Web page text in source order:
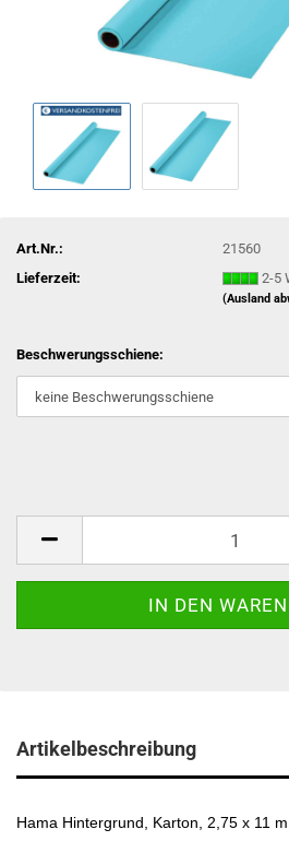
Art.Nr.:
21560
Lieferzeit:
2-5
(Ausland
Beschwerungsschiene:
Artikelbeschreibung
Hama Hintergrund, Karton, 2,75 x 11